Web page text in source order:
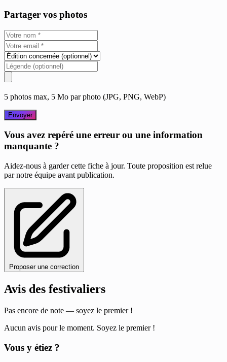
Partager vos photos
5 photos max, 5 Mo par photo (JPG, PNG, WebP)
Envoyer
Vous avez repéré une erreur ou une information
manquante ?
Aidez-nous à garder cette fiche à jour. Toute proposition est relue
par notre équipe avant publication.
Proposer une correction
Avis des festivaliers
Pas encore de note — soyez le premier !
Aucun avis pour le moment. Soyez le premier !
Vous y étiez ?